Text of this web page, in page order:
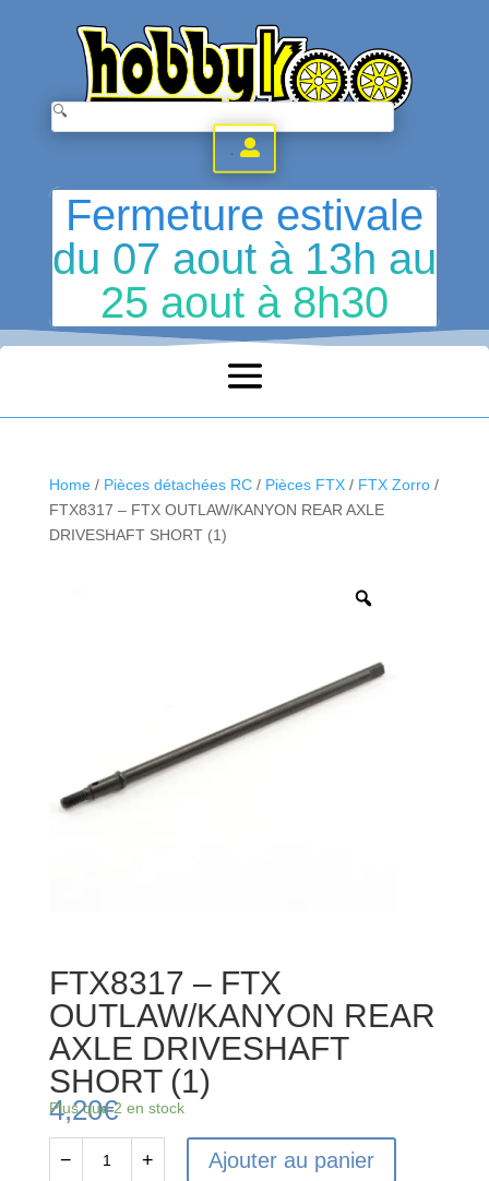
.
Fermeture estivale
du 07 aout à 13h au
25 aout à 8h30
Home/ Pièces détachées RC/ Pièces FTX/ FTX Zorro/
FTX8317 – FTX OUTLAW/KANYON REAR AXLE
DRIVESHAFT SHORT (1)
FTX8317 – FTX
OUTLAW/KANYON REAR
AXLE DRIVESHAFT
SHORT (1)
4,20€
Plus que 2 en stock
quantité
− + Ajouter au panier